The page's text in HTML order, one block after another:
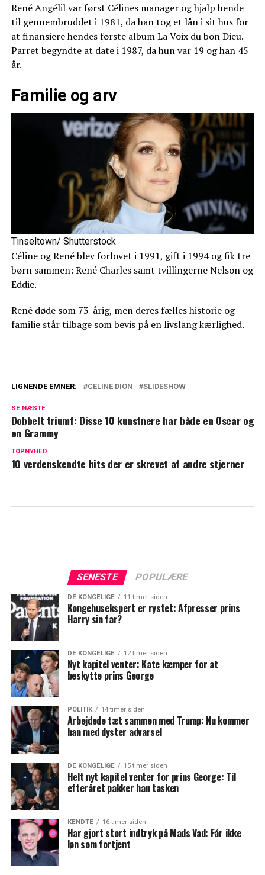
René Angélil var først Célines manager og hjalp hende
til gennembruddet i 1981, da han tog et lån i sit hus for
at finansiere hendes første album La Voix du bon Dieu.
Parret begyndte at date i 1987, da hun var 19 og han 45
år.
Familie og arv
Tinseltown/ Shutterstock
Céline og René blev forlovet i 1991, gift i 1994 og fik tre
børn sammen: René Charles samt tvillingerne Nelson og
Eddie.
René døde som 73-årig, men deres fælles historie og
familie står tilbage som bevis på en livslang kærlighed.
planlægger comeback
Céline Dion ramt af anfald for rullende
bevæge sig
LIGNENDE EMNER: CELINE DION SLIDESHOW
SE NÆSTE
Dobbelt triumf: Disse 10 kunstnere har både en Oscar og
en Grammy
TOPNYHED
10 verdenskendte hits der er skrevet af andre stjerner
SENESTE POPULÆRE
DE KONGELIGE 11 timer siden
Kongehusekspert er rystet: Afpresser prins
Harry sin far?
DE KONGELIGE 12 timer siden
Nyt kapitel venter: Kate kæmper for at
beskytte prins George
POLITIK 14 timer siden
Arbejdede tæt sammen med Trump: Nu kommer
han med dyster advarsel
DE KONGELIGE 15 timer siden
Helt nyt kapitel venter for prins George: Til
efteråret pakker han tasken
KENDTE 16 timer siden
Har gjort stort indtryk på Mads Vad: Får ikke
løn som fortjent